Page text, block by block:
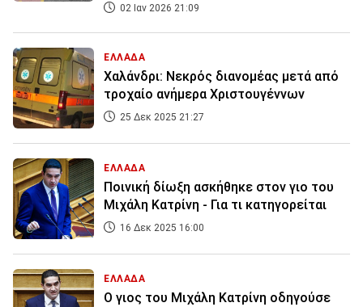
02 Ιαν 2026 21:09
ΕΛΛΑΔΑ
Χαλάνδρι: Νεκρός διανομέας μετά από
τροχαίο ανήμερα Χριστουγέννων
25 Δεκ 2025 21:27
ΕΛΛΑΔΑ
Ποινική δίωξη ασκήθηκε στον γιο του
Μιχάλη Κατρίνη - Για τι κατηγορείται
16 Δεκ 2025 16:00
ΕΛΛΑΔΑ
Ο γιος του Μιχάλη Κατρίνη οδηγούσε